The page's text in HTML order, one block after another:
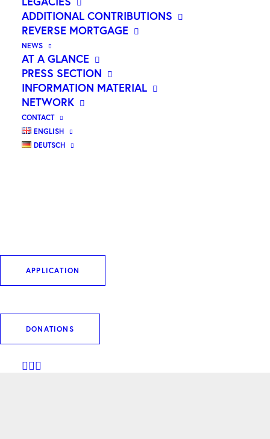
ADDITIONAL CONTRIBUTIONS
REVERSE MORTGAGE
NEWS
AT A GLANCE
PRESS SECTION
INFORMATION MATERIAL
NETWORK
CONTACT
ENGLISH
DEUTSCH
APPLICATION
DONATIONS